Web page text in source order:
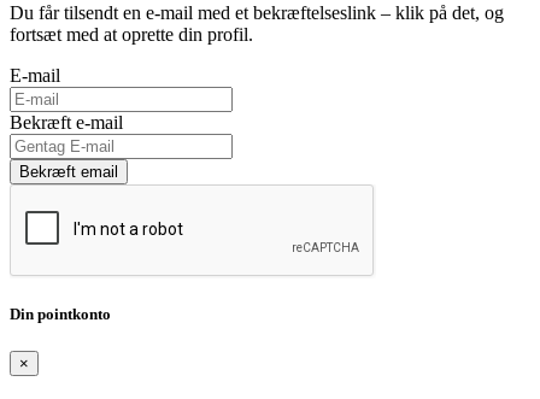
Du får tilsendt en e-mail med et bekræftelseslink – klik på det, og
fortsæt med at oprette din profil.
E-mail
Bekræft e-mail
Bekræft email
Din pointkonto
×